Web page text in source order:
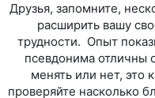
Друзья, запомните,
расширить вашу
трудности. Опыт
псевдонима
менять или нет, это
проверяйте насколько